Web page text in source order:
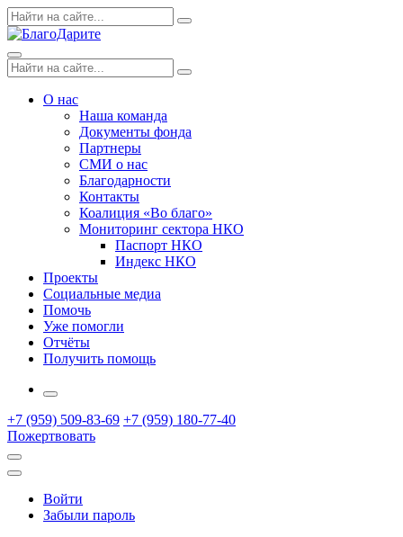
Skip
to
Поиск
по:
Search
Menu
Поиск
по:
Search
О нас
Наша команда
Документы фонда
Партнеры
СМИ о нас
Благодарности
Контакты
Коалиция «Во благо»
Мониторинг сектора НКО
Паспорт НКО
Индекс НКО
Проекты
Социальные медиа
Помочь
Уже помогли
Отчёты
Получить помощь
More
+7 (959) 509-83-69 +7 (959) 180-77-40
Пожертвовать
Открыть
поиск
Профиль
Войти
Забыли пароль